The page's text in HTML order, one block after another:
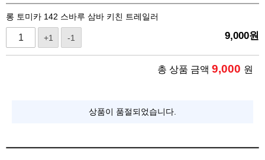
롱 토미카 142 스바루 삼바 키친 트레일러
+1 -1 9,000원
총 상품 금액 9,000 원
상품이 품절되었습니다.